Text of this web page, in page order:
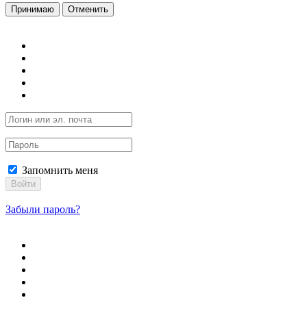
Принимаю Отменить
Запомнить меня
Войти
Забыли пароль?